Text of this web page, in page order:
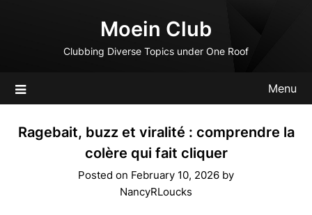
Moein Club
Clubbing Diverse Topics under One Roof
Menu
Ragebait, buzz et viralité : comprendre la
colère qui fait cliquer
Posted on February 10, 2026 by
NancyRLoucks